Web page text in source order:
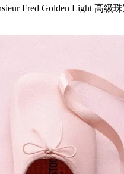
Fred Golden Light 高级